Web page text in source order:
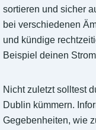
sortieren und sicher
bei verschiedenen
und kündige
Beispiel deinen
Nicht zuletzt solltest
Dublin kümmern.
Gegebenheiten, wie